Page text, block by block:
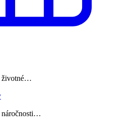
životné…
náročnosti…